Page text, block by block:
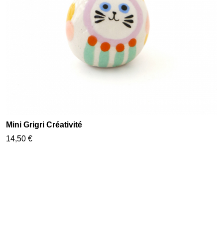
Mini Grigri Créativité
14,50 €